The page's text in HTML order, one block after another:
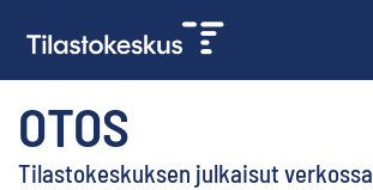
OTOS
Tilastokeskuksen julkaisut verkossa